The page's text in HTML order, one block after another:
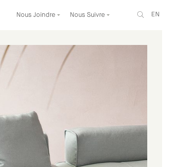
Nous Joindre Nous Suivre EN